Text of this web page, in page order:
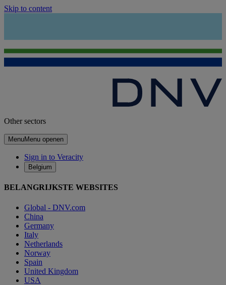
Skip to content
Other sectors
MenuMenu openen
Sign in to Veracity
Belgium
BELANGRIJKSTE WEBSITES
Global - DNV.com
China
Germany
Italy
Netherlands
Norway
Spain
United Kingdom
USA